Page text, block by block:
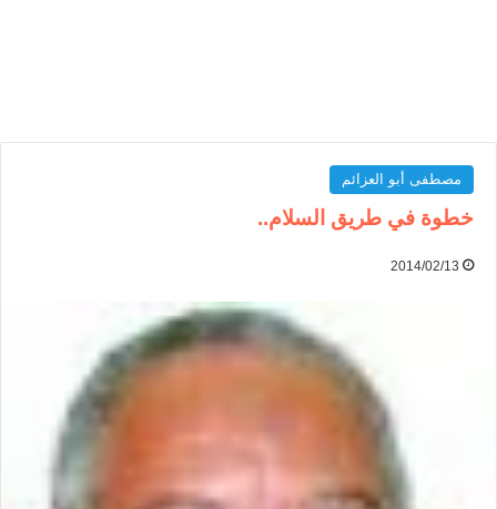
مصطفى أبو العزائم
خطوة في طريق السلام..
2014/02/13